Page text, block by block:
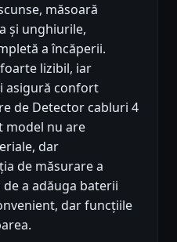
măsoară
și unghiurile,
a încăperii.
lizibil, iar
asigură confort
de Detector cabluri 4
model nu are
dar
de măsurare a
a adăuga baterii
dar funcțiile